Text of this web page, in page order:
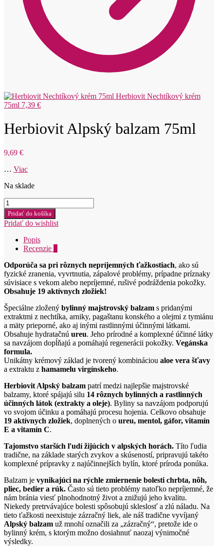
Herbiovit Nechtíkový krém
75ml 7,39 €
Herbiovit Alpský balzam 75ml
9,69 €
… Viac
Na sklade
množstvo
Herbiovit
Alpský
balzam
Pridať do košíka
Pridať do wishlist
Popis
Recenzie
Odporúča sa pri rôznych nepríjemných ťažkostiach, ako sú
fyzické zranenia, vyvrtnutia, zápalové problémy, prípadne príznaky
súvisiace s vekom alebo nepríjemné, rušivé podráždenia pokožky.
Obsahuje 19 aktívnych zložiek!
Špeciálne zložený bylinný majstrovský balzam s pridanými
extraktmi z nechtíka, arniky, pagaštanu konského a olejmi z tymiánu
a mäty prieporné, ako aj inými rastlinnými účinnými látkami.
Obsahuje hydratačnú ureu. Jeho prírodné a komplexné účinné látky
sa navzájom dopĺňajú a pomáhajú regenerácii pokožky. Vegánska
formula.
Unikátny krémový základ je tvorený kombináciou aloe vera šťavy
a extraktu z hamamelu virgínskeho.
Herbiovit Alpský balzam patrí medzi najlepšie majstrovské
balzamy, ktoré spájajú silu 14 rôznych bylinných a rastlinných
účinných látok (extrakty a oleje). Byliny sa navzájom podporujú
vo svojom účinku a pomáhajú procesu hojenia. Celkovo obsahuje
19 aktívnych zložiek, doplnených o ureu, mentol, gáfor, vitamín
E a vitamín C.
Tajomstvo starších ľudí žijúcich v alpských horách. Títo ľudia
tradične, na základe starých zvykov a skúseností, pripravujú takéto
komplexné prípravky z najúčinnejších bylín, ktoré príroda ponúka.
Balzam je vynikajúci na rýchle zmiernenie bolesti chrbta, nôh,
pliec, bedier a rúk. Často sú tieto problémy natoľko nepríjemné, že
nám bránia viesť plnohodnotný život a znižujú jeho kvalitu.
Niekedy pretrvávajúce bolesti spôsobujú skleslosť a zlú náladu. Na
tieto ťažkosti neexistuje zázračný liek, ale náš tradične vyvíjaný
Alpský balzam už mnohí označili za „zázračný“, pretože ide o
bylinný krém, s ktorým možno dosiahnuť naozaj výnimočné
výsledky.